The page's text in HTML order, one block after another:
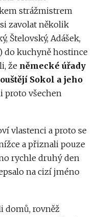
strážmistrem
zavolat několik
Štelovský, Adášek,
do kuchyně hostince
že německéúřady
Sokol a jeho
proto všechen
vlastenci a proto se
a přiznali pouze
rychle druhý den
na cizí jméno
domů, rovněž